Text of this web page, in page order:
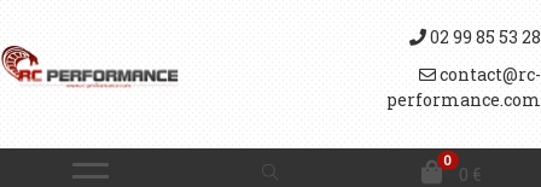
02 99 85 53 28
contact@rc-
performance.com
0
0 €